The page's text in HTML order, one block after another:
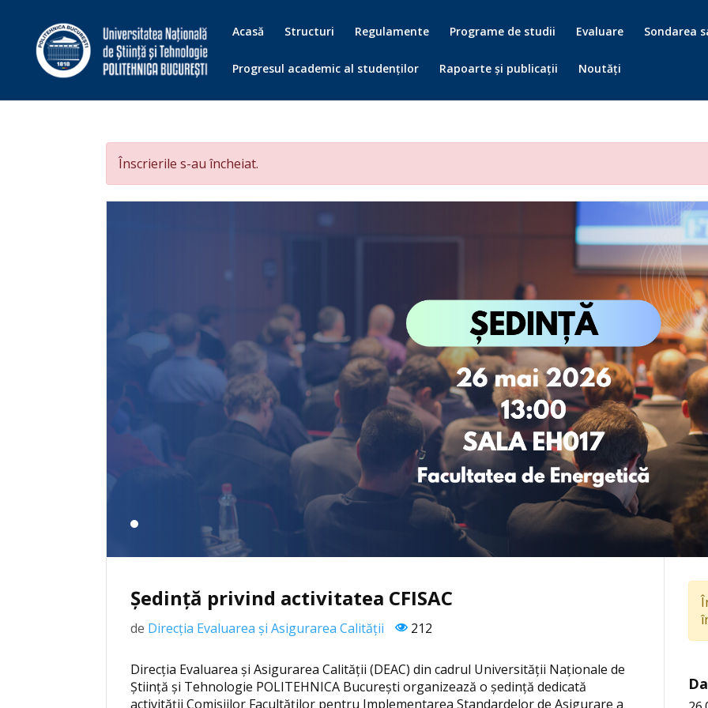
Acasă Structuri Regulamente Programe de studii Evaluare Sondarea
Progresul academic al studenților Rapoarte și publicații Noutăți
Înscrierile s-au încheiat.
Ședință privind activitatea CFISAC
de Direcția Evaluarea și Asigurarea Calității 212
Direcția Evaluarea și Asigurarea Calității (DEAC) din cadrul Universității Naționale de
Știință și Tehnologie POLITEHNICA București organizează o ședință dedicată
activității Comisiilor Facultăților pentru Implementarea Standardelor de Asigurare a